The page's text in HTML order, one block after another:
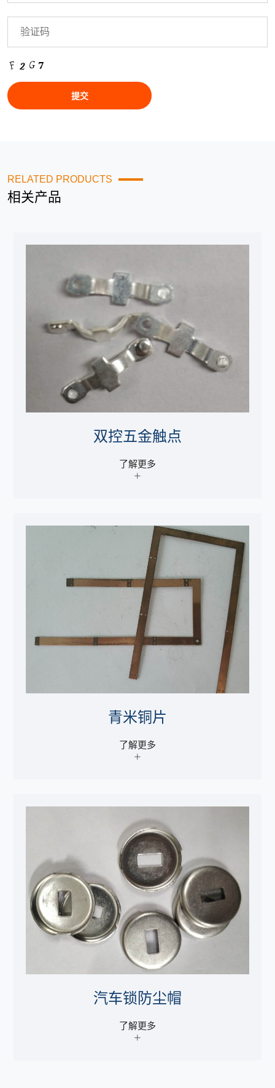
RELATED PRODUCTS
相关产品
双控五金触点
了解更多
青米铜片
了解更多
汽车锁防尘帽
了解更多